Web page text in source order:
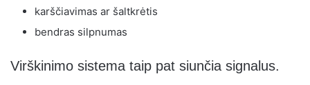
karščiavimas ar šaltkrėtis
bendras silpnumas
Virškinimo sistema taip pat siunčia signalus.